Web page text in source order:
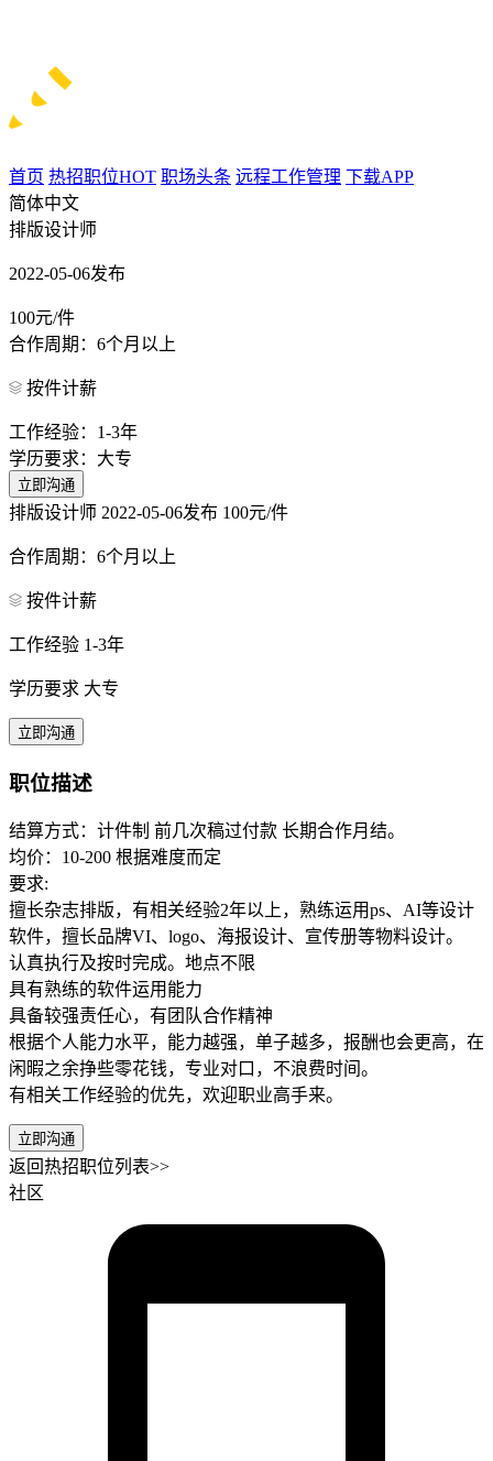
首页 热招职位HOT 职场头条 远程工作管理 下载APP
简体中文
排版设计师
2022-05-06发布
100元/件
合作周期：6个月以上
按件计薪
工作经验：1-3年
学历要求：大专
立即沟通
排版设计师 2022-05-06发布 100元/件
合作周期：6个月以上
按件计薪
工作经验 1-3年
学历要求 大专
立即沟通
职位描述
结算方式：计件制 前几次稿过付款 长期合作月结。
均价：10-200 根据难度而定
要求:
擅长杂志排版，有相关经验2年以上，熟练运用ps、AI等设计
软件，擅长品牌VI、logo、海报设计、宣传册等物料设计。
认真执行及按时完成。地点不限
具有熟练的软件运用能力
具备较强责任心，有团队合作精神
根据个人能力水平，能力越强，单子越多，报酬也会更高，在
闲暇之余挣些零花钱，专业对口，不浪费时间。
有相关工作经验的优先，欢迎职业高手来。
立即沟通
返回热招职位列表>>
社区